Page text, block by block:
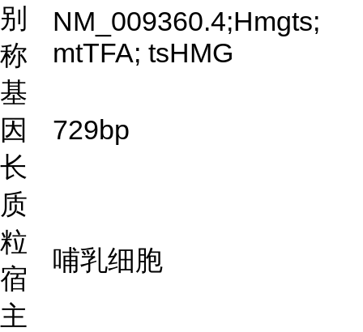
别
称
NM_009360.4;Hmgts;
mtTFA; tsHMG
基
因
长
729bp
质
粒
宿
主
哺乳细胞